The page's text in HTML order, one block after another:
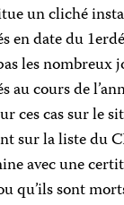
un cliché
en date du
les nombreux
au cours de
ces cas sur le
sur la liste du
avec une
qu’ils sont